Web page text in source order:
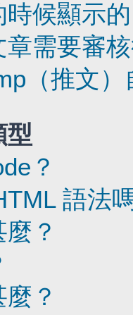
候顯示
需要審
（推文
型
？
語法
？
？